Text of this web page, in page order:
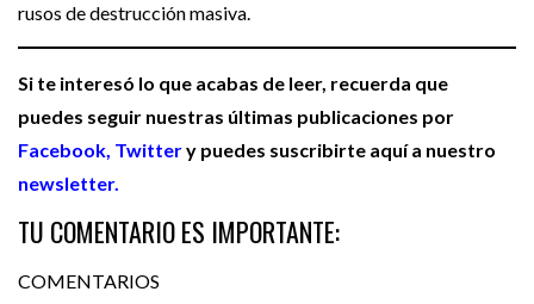
rusos de destrucción masiva.
Si te interesó lo que acabas de leer, recuerda que
puedes seguir nuestras últimas publicaciones por
Facebook, Twittery puedes suscribirte aquí a nuestro
newsletter.
TU COMENTARIO ES IMPORTANTE:
COMENTARIOS